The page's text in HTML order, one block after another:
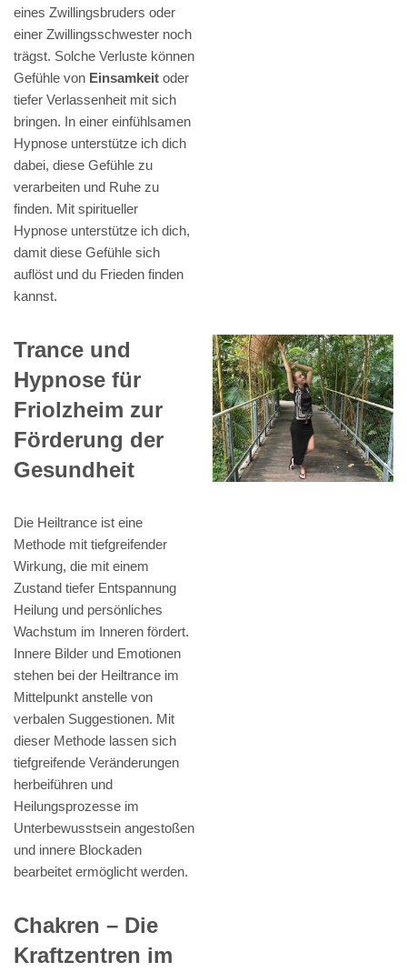
eines Zwillingsbruders oder
einer Zwillingsschwester noch
trägst. Solche Verluste können
Gefühle von Einsamkeit oder
tiefer Verlassenheit mit sich
bringen. In einer einfühlsamen
Hypnose unterstütze ich dich
dabei, diese Gefühle zu
verarbeiten und Ruhe zu
finden. Mit spiritueller
Hypnose unterstütze ich dich,
damit diese Gefühle sich
auflöst und du Frieden finden
kannst.
Trance und
Hypnose für
Friolzheim zur
Förderung der
Gesundheit
Die Heiltrance ist eine
Methode mit tiefgreifender
Wirkung, die mit einem
Zustand tiefer Entspannung
Heilung und persönliches
Wachstum im Inneren fördert.
Innere Bilder und Emotionen
stehen bei der Heiltrance im
Mittelpunkt anstelle von
verbalen Suggestionen. Mit
dieser Methode lassen sich
tiefgreifende Veränderungen
herbeiführen und
Heilungsprozesse im
Unterbewusstsein angestoßen
und innere Blockaden
bearbeitet ermöglicht werden.
Chakren – Die
Kraftzentren im